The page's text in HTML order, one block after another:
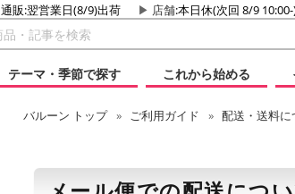
通販:翌営業日(8/9)出荷 店舗:本日休(次回 8/9
テーマ・季節で探す
これから始める
バルーン トップ ご利用ガイド 配送・送料に